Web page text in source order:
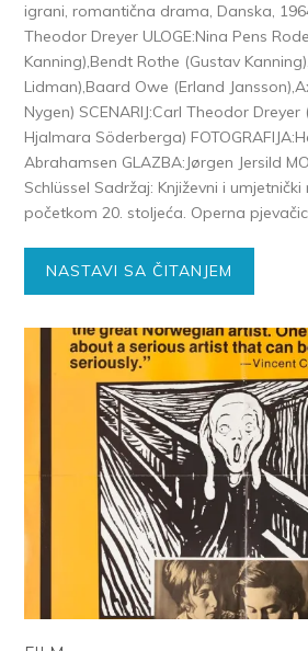
igrani, romantična drama, Danska,
Theodor Dreyer ULOGE:Nina Pens
Kanning),Bendt Rothe (Gustav
Lidman),Baard Owe (Erland
Nygen) SCENARIJ:Carl Theodor
Hjalmara Söderberga)
Abrahamsen GLAZBA:Jørgen Jersild
Schlüssel Sadržaj: Književni i
početkom 20. stoljeća. Operna
NASTAVI SA ČITANJEM